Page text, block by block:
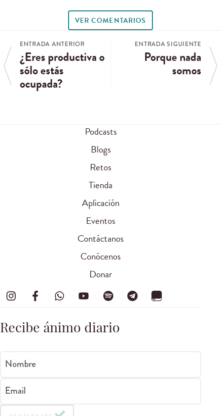
VER COMENTARIOS
ENTRADA ANTERIOR
¿Eres productiva o
sólo estás
ocupada?
ENTRADA SIGUIENTE
Porque nada
somos
Podcasts
Blogs
Retos
Tienda
Aplicación
Eventos
Contáctanos
Conócenos
Donar
Recibe ánimo diario
Nombre
Email